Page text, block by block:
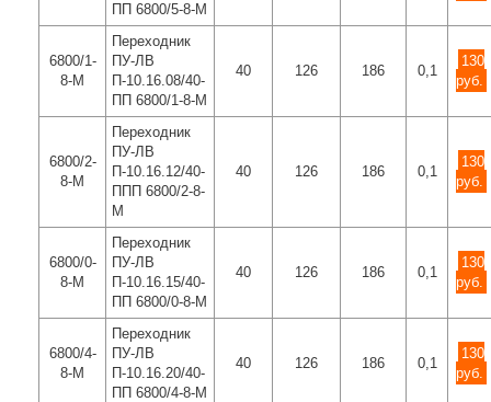
ПП 6800/5-8-М
6800/1-
8-М
Переходник
ПУ-ЛВ
П-10.16.08/40-
ПП 6800/1-8-М
40 126 186 0,1
130
руб.
6800/2-
8-М
Переходник
ПУ-ЛВ
П-10.16.12/40-
ППП 6800/2-8-
М
40 126 186 0,1
130
руб.
6800/0-
8-М
Переходник
ПУ-ЛВ
П-10.16.15/40-
ПП 6800/0-8-М
40 126 186 0,1
130
руб.
6800/4-
8-М
Переходник
ПУ-ЛВ
П-10.16.20/40-
ПП 6800/4-8-М
40 126 186 0,1
130
руб.